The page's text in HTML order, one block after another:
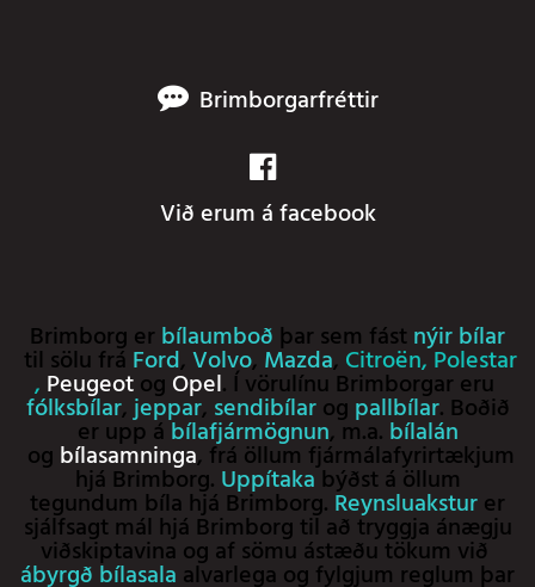
Brimborgarfréttir
Við erum á facebook
Brimborg er bílaumboð þar sem fást nýir bílar
til sölu frá Ford, Volvo, Mazda, Citroën,Polestar
, Peugeotog Opel. Í vörulínu Brimborgar eru
fólksbílar,jeppar, sendibílarog pallbílar. Boðið
er upp ábílafjármögnun, m.a. bílalán
og bílasamninga, frá öllum fjármálafyrirtækjum
hjá Brimborg. Uppítakabýðst á öllum
tegundum bíla hjá Brimborg. Reynsluaksturer
sjálfsagt mál hjá Brimborg til að tryggja ánægju
viðskiptavina og af sömu ástæðu tökum við
ábyrgð bílasala alvarlega og fylgjum reglum þar